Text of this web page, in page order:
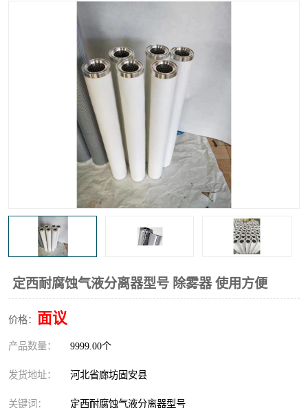
定西耐腐蚀气液分离器型号 除雾器 使用方便
价格： 面议
产品数量： 9999.00个
发货地址： 河北省廊坊固安县
关键词： 定西耐腐蚀气液分离器型号
硝酸尾气分离器
高炉煤气过滤器 替代进口过滤器
化工盐酸气聚结器